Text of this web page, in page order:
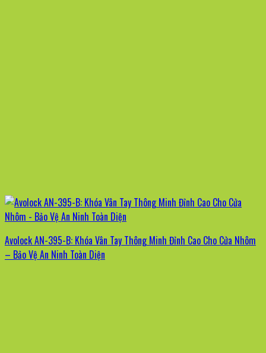
Avolock AN-395-B: Khóa Vân Tay Thông Minh Đỉnh Cao Cho Cửa Nhôm
– Bảo Vệ An Ninh Toàn Diện